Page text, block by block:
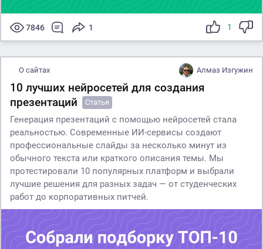
7846 1 1
О сайтах Алмаз Изгужин
10 лучших нейросетей для создания
презентаций
Статья
Генерация презентаций с помощью нейросетей стала
реальностью. Современные ИИ-сервисы создают
профессиональные слайды за несколько минут из
обычного текста или краткого описания темы. Мы
протестировали 10 популярных платформ и выбрали
лучшие решения для разных задач — от студенческих
работ до корпоративных питчей.